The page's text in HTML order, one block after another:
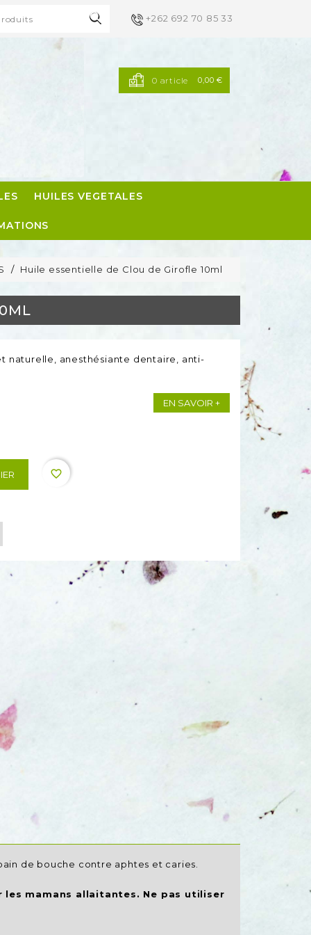
 +262 692 70 85 33
0 article 0,00 €
HUILES VEGETALES
Huile essentielle de Clou de Girofle 10ml
naturelle, anesthésiante dentaire, anti-
EN SAVOIR +
favorite_border
de bouche contre aphtes et caries.
mamans allaitantes. Ne pas utiliser
×
×
×